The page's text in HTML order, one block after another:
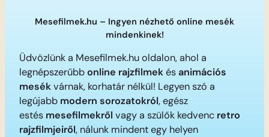
Mesefilmek.hu – Ingyen nézhető online mesék
mindenkinek!
Üdvözlünk a Mesefilmek.hu oldalon, ahol a
legnépszerűbbonline rajzfilmekésanimációs
mesékvárnak, korhatár nélkül! Legyen szó a
legújabb modern sorozatokról, egész
estés mesefilmekről vagy a szülők kedvenc retro
rajzfilmjeiről, nálunk mindent egy helyen